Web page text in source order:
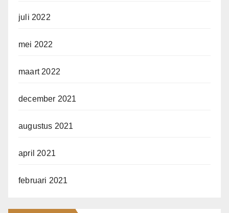
juli 2022
mei 2022
maart 2022
december 2021
augustus 2021
april 2021
februari 2021